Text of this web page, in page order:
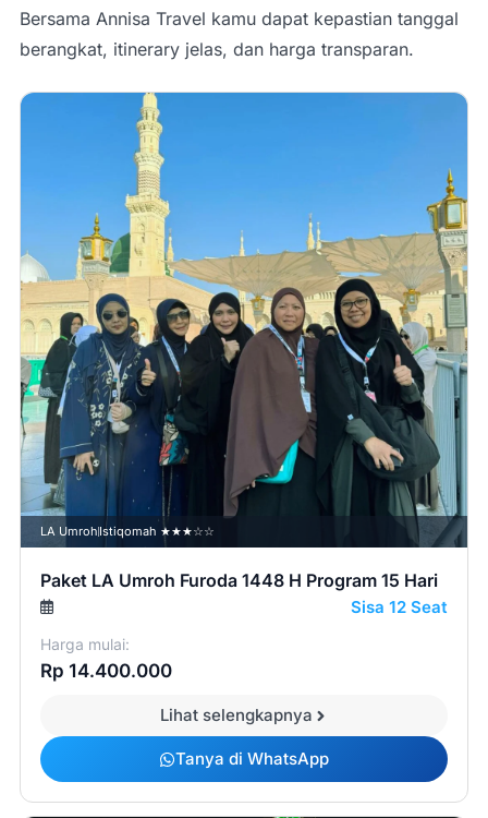
Bersama Annisa Travel kamu dapat kepastian tanggal
berangkat, itinerary jelas, dan harga transparan.
LA Umroh Istiqomah ★★★☆☆
Paket LA Umroh Furoda 1448 H Program 15 Hari
Sisa 12 Seat
Harga mulai:
Rp 14.400.000
Lihat selengkapnya
Tanya di WhatsApp